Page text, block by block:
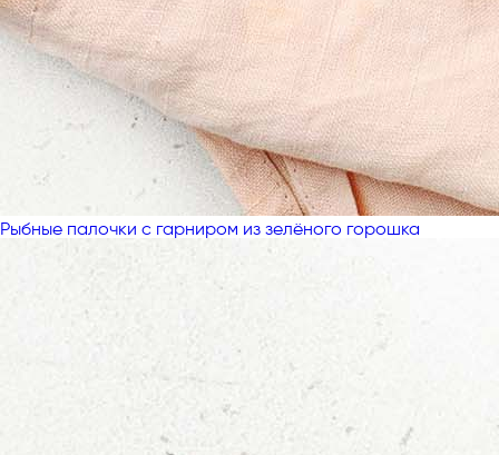
Рыбные палочки с гарниром из зелёного горошка